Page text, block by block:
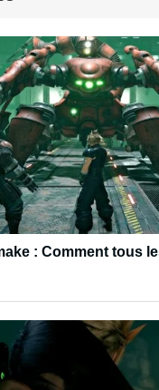
: Comment tous